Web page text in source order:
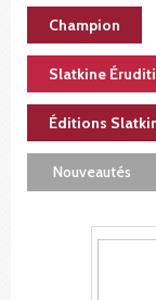
Champion
Slatkine
Éditions
Nouveautés